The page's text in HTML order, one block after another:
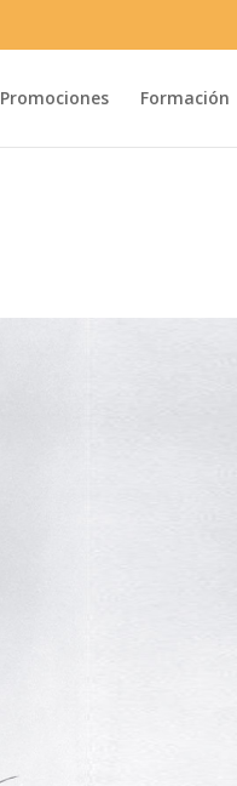
Promociones Formación
Búsqueda
productos